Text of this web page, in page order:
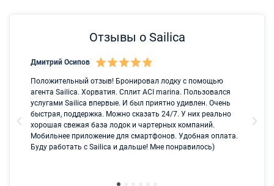
Отзывы о Sailica
Дмитрий Осипов
Положительный отзыв! Бронировал лодку с помощью
агента Sailica. Хорватия. Сплит ACI marina. Пользовался
услугами Sailica впервые. И был приятно удивлен. Очень
быстрая, поддержка. Можно сказать 24/7. У них реально
хорошая свежая база лодок и чартерных компаний.
Мобильнее приложение для смартфонов. Удобная оплата.
Буду работать с Sailica и дальше! Мне понравилось)